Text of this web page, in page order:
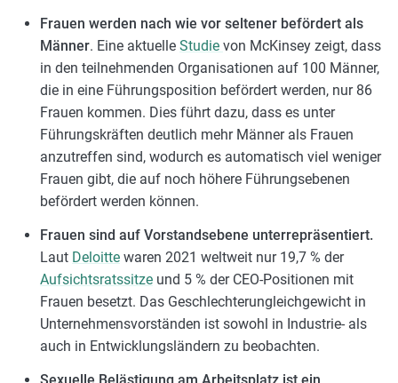
Frauen werden nach wie vor seltener befördert als
Männer. Eine aktuelle Studie von McKinsey zeigt, dass
in den teilnehmenden Organisationen auf 100 Männer,
die in eine Führungsposition befördert werden, nur 86
Frauen kommen. Dies führt dazu, dass es unter
Führungskräften deutlich mehr Männer als Frauen
anzutreffen sind, wodurch es automatisch viel weniger
Frauen gibt, die auf noch höhere Führungsebenen
befördert werden können.
Frauen sind auf Vorstandsebene unterrepräsentiert.
Laut Deloittewaren 2021 weltweit nur 19,7 % der
Aufsichtsratssitzeund 5 % der CEO-Positionen mit
Frauen besetzt. Das Geschlechterungleichgewicht in
Unternehmensvorständen ist sowohl in Industrie- als
auch in Entwicklungsländern zu beobachten.